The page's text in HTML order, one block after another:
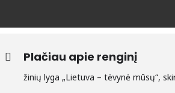
Plačiau apie renginį
žinių lyga „Lietuva – tėvynė mūsų“,